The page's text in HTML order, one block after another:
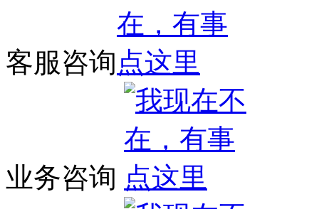
客服咨询
业务咨询